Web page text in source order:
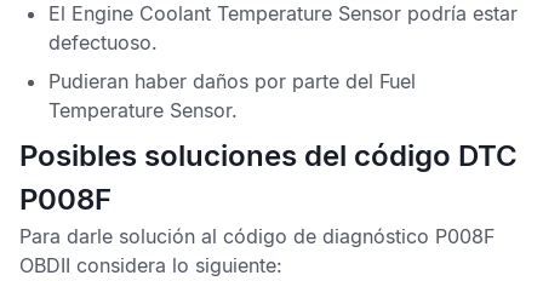
El Engine Coolant Temperature Sensor podría estar
defectuoso.
Pudieran haber daños por parte del Fuel
Temperature Sensor.
Posibles soluciones del código DTC
P008F
Para darle solución al código de diagnóstico P008F
OBDII considera lo siguiente: